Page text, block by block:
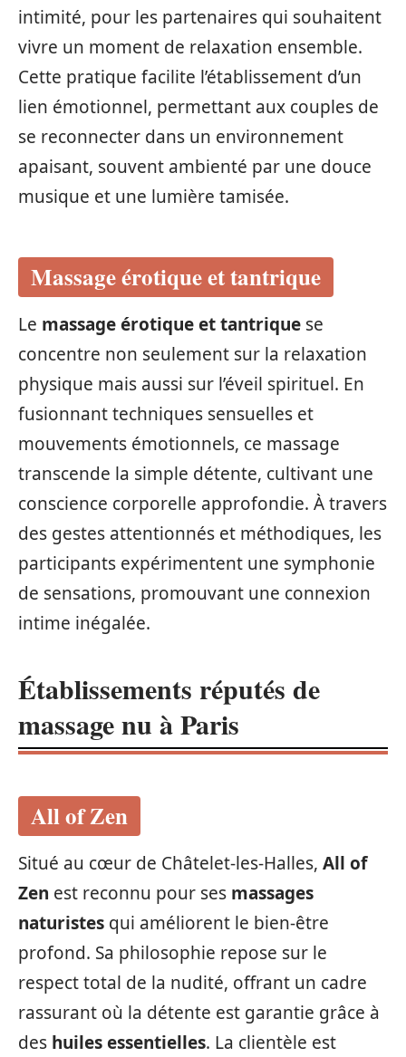
intimité, pour les partenaires qui souhaitent
vivre un moment de relaxation ensemble.
Cette pratique facilite l’établissement d’un
lien émotionnel, permettant aux couples de
se reconnecter dans un environnement
apaisant, souvent ambienté par une douce
musique et une lumière tamisée.
Massage érotique et tantrique
Le massage érotique et tantrique se
concentre non seulement sur la relaxation
physique mais aussi sur l’éveil spirituel. En
fusionnant techniques sensuelles et
mouvements émotionnels, ce massage
transcende la simple détente, cultivant une
conscience corporelle approfondie. À travers
des gestes attentionnés et méthodiques, les
participants expérimentent une symphonie
de sensations, promouvant une connexion
intime inégalée.
Établissements réputés de
massage nu à Paris
All of Zen
Situé au cœur de Châtelet-les-Halles, All of
Zen est reconnu pour ses massages
naturistes qui améliorent le bien-être
profond. Sa philosophie repose sur le
respect total de la nudité, offrant un cadre
rassurant où la détente est garantie grâce à
des huiles essentielles. La clientèle est